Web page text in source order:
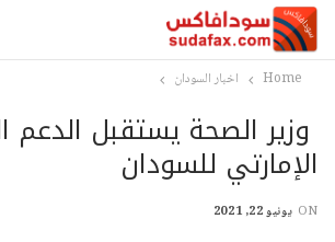
Home اخبار السودان
وزير الصحة يستقبل
الإمارتي للسودان
ON يونيو 22, 2021